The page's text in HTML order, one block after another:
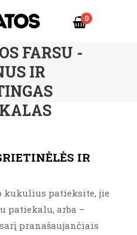
0
SU
FARSU -
IR
IR
kukulius patieksite, jie
patiekalu, arba –
pranašaujančiais